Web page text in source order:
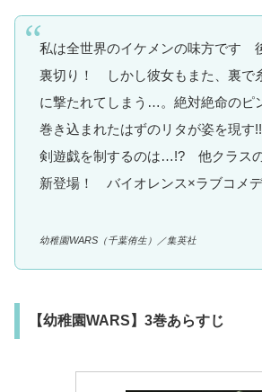
私は全世界のイケメンの味方です
裏切り！ しかし彼女もまた、裏で
に撃たれてしまう…。絶対絶命のピ
巻き込まれたはずのリタが姿を現
剣遊戯を制するのは…!? 他クラス
新登場！ バイオレンス×ラブコメ
幼稚園WARS（千葉侑生）／集英社
【幼稚園WARS】3巻あらすじ